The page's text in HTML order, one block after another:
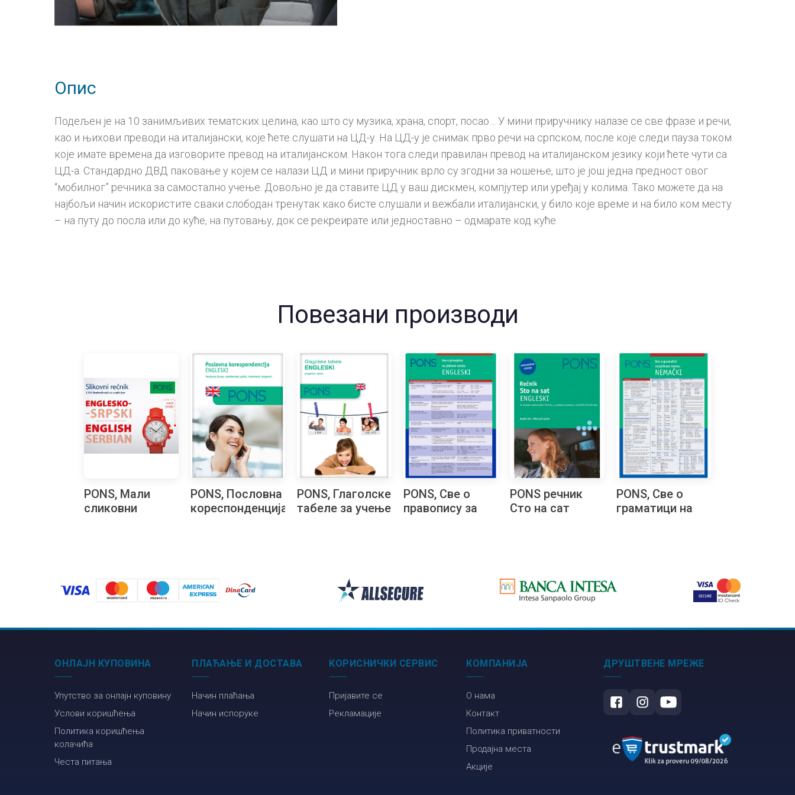
Опис
Подељен је на 10 занимљивих тематских целина, као што су музика, храна, спорт, посао… У мини приручнику налазе се све фразе и речи,
као и њихови преводи на италијански, које ћете слушати на ЦД-у. На ЦД-у је снимак прво речи на српском, после које следи пауза током
које имате времена да изговорите превод на италијанском. Након тога следи правилан превод на италијанском језику који ћете чути са
ЦД-а. Стандардно ДВД паковање у којем се налази ЦД и мини приручник врло су згодни за ношење, што је још једна предност овог
“мобилног” речника за самостално учење. Довољно је да ставите ЦД у ваш дискмен, компјутер или уређај у колима. Тако можете да на
најбољи начин искористите сваки слободан тренутак како бисте слушали и вежбали италијански, у било које време и на било ком месту
– на путу до посла или до куће, на путовању, док се рекреирате или једноставно – одмарате код куће.
Повезани производи
PONS, Мали
сликовни
PONS, Пословна
кореспонденција
PONS, Глаголске
табеле за учење
PONS, Све о
правопису за
PONS речник
Сто на сат
PONS, Све о
граматици на
ОНЛАЈН КУПОВИНА
Упутство за онлајн куповину
Услови коришћења
Политика коришћења
колачића
Честа питања
ПЛАЋАЊЕ И ДОСТАВА
Начин плаћања
Начин испоруке
КОРИСНИЧКИ СЕРВИС
Пријавите се
Рекламације
КОМПАНИЈА
О нама
Контакт
Политика приватности
Продајна места
Акције
ДРУШТВЕНЕ МРЕЖЕ